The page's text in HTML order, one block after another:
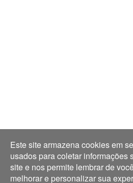
Este site armazena cookies em
usados para coletar informações
site e nos permite lembrar de
melhorar e personalizar sua